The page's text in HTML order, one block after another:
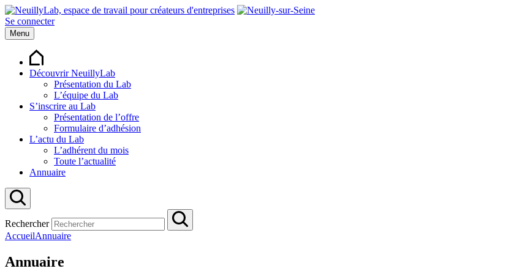
Se connecter
Menu
Découvrir NeuillyLab
Présentation du Lab
L’équipe du Lab
S’inscrire au Lab
Présentation de l’offre
Formulaire d’adhésion
L’actu du Lab
L’adhérent du mois
Toute l’actualité
Annuaire
Rechercher
AccueilAnnuaire
Annuaire